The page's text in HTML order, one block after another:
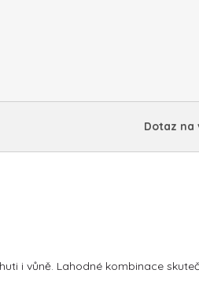
Dotaz na
i vůně. Lahodné kombinace